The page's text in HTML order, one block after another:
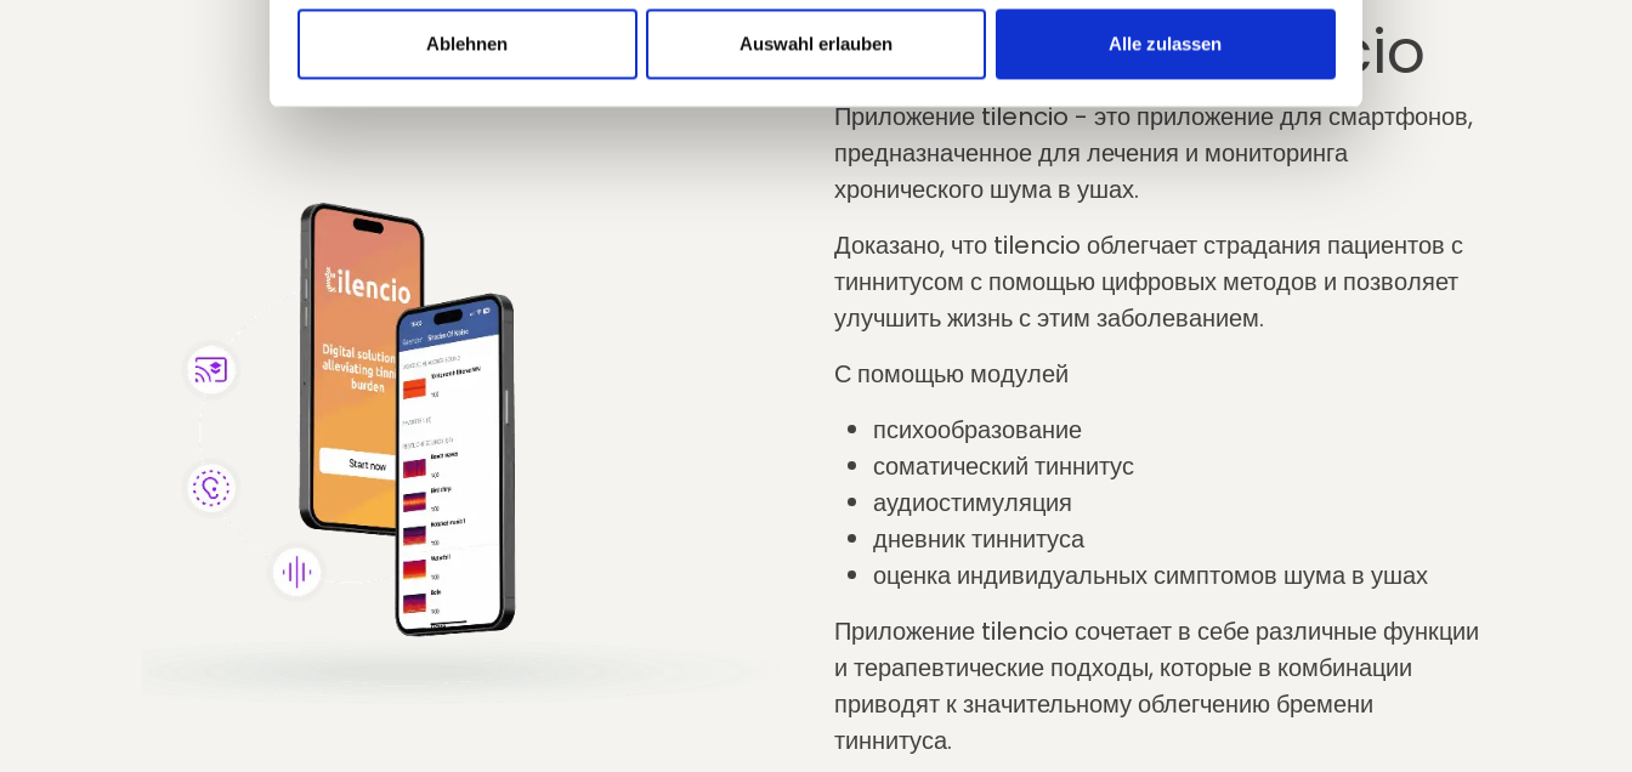
Ablehnen Auswahl erlauben Alle zulassen
Приложение tilencio
Приложение tilencio - это приложение для смартфонов,
предназначенное для лечения и мониторинга
хронического шума в ушах.
Доказано, что tilencio облегчает страдания пациентов с
тиннитусом с помощью цифровых методов и позволяет
улучшить жизнь с этим заболеванием.
С помощью модулей
психообразование​
соматический тиннитус
аудиостимуляция
дневник тиннитуса
оценка индивидуальных симптомов шума в ушах
Приложение tilencio сочетает в себе различные функции
и терапевтические подходы, которые в комбинации
приводят к значительному облегчению бремени
тиннитуса.